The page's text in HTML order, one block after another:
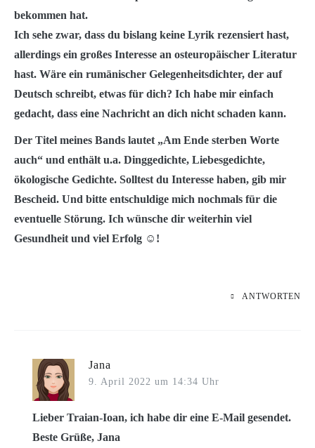
bekommen hat.
Ich sehe zwar, dass du bislang keine Lyrik rezensiert hast,
allerdings ein großes Interesse an osteuropäischer Literatur
hast. Wäre ein rumänischer Gelegenheitsdichter, der auf
Deutsch schreibt, etwas für dich? Ich habe mir einfach
gedacht, dass eine Nachricht an dich nicht schaden kann.
Der Titel meines Bands lautet „Am Ende sterben Worte
auch“ und enthält u.a. Dinggedichte, Liebesgedichte,
ökologische Gedichte. Solltest du Interesse haben, gib mir
Bescheid. Und bitte entschuldige mich nochmals für die
eventuelle Störung. Ich wünsche dir weiterhin viel
Gesundheit und viel Erfolg ☺️!
ANTWORTEN
Jana
9. April 2022 um 14:34 Uhr
Lieber Traian-Ioan, ich habe dir eine E-Mail gesendet.
Beste Grüße, Jana